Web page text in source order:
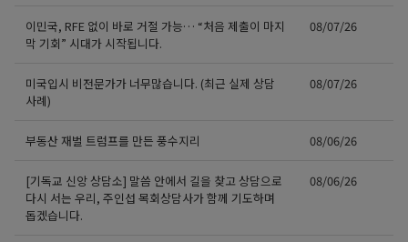
이민국, RFE 없이 바로 거절 가능… “처음 제출이 마지
막 기회” 시대가 시작됩니다.
08/07/26
미국입시 비전문가가 너무많습니다. (최근 실제 상담
사례)
08/07/26
부동산 재벌 트럼프를 만든 풍수지리 08/06/26
[기독교 신앙 상담소] 말씀 안에서 길을 찾고 상담으로
다시 서는 우리, 주인섭 목회상담사가 함께 기도하며
돕겠습니다.
08/06/26